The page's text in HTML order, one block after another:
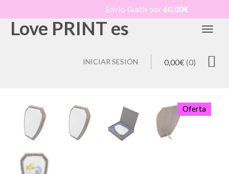
Love PRINT es
0,00€(0)
INICIAR SESIÓN
Oferta
Envío Gratis por 60,00€